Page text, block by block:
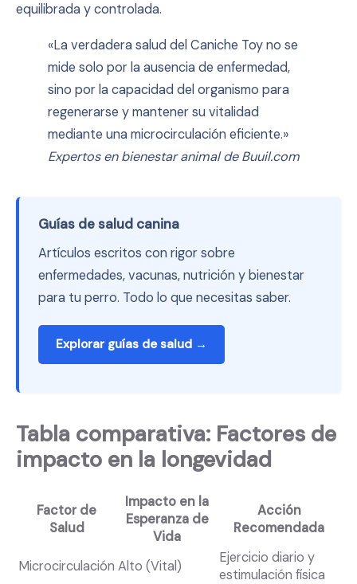
equilibrada y controlada.
«La verdadera salud del Caniche Toy no se
mide solo por la ausencia de enfermedad,
sino por la capacidad del organismo para
regenerarse y mantener su vitalidad
mediante una microcirculación eficiente.»
Expertos en bienestar animal de Buuil.com
Guías de salud canina
Artículos escritos con rigor sobre
enfermedades, vacunas, nutrición y bienestar
para tu perro. Todo lo que necesitas saber.
Explorar guías de salud →
Tabla comparativa: Factores de
impacto en la longevidad
Factor de
Salud
Impacto en la
Esperanza de
Vida
Acción
Recomendada
Microcirculación Alto (Vital)
Ejercicio diario y
estimulación física